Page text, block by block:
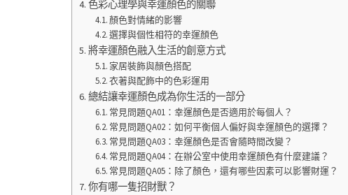
色彩心理學與幸運顏色的關聯
顏色對情緒的影響
選擇與個性相符的幸運顏色
將幸運顏色融入生活的創意方式
家居裝飾與顏色搭配
衣著與配飾中的色彩運用
總結讓幸運顏色成為你生活的一部分
常見問題QA01：幸運顏色是否適用於每個人？
常見問題QA02：如何平衡個人偏好與幸運顏色的選擇？
常見問題QA03：幸運顏色是否會隨時間改變？
常見問題QA04：在辦公室中使用幸運顏色有什麼建議？
常見問題QA05：除了顏色，還有哪些因素可以影響財運？
你有哪一隻招財獸？